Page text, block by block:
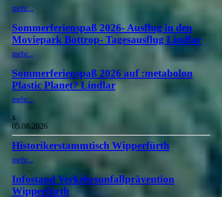
mehr...
Sommerferienspaß 2026- Ausflug in den
Moviepark Bottrop- Tagesausflug Lindlar
mehr...
Sommerferienspaß 2026 auf :metabolon
Plastic Planet? Lindlar
mehr...
x
05.08.2026
Historikerstammtisch Wipperfürth
mehr...
Infostand Verkehrsunfallprävention
Wipperfürth